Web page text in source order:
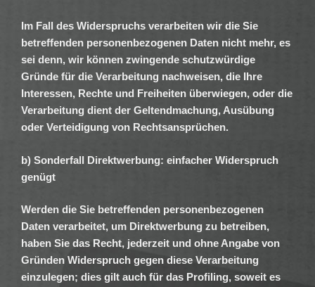
Im Fall des Widerspruchs verarbeiten wir die Sie
betreffenden personenbezogenen Daten nicht mehr, es
sei denn, wir können zwingende schutzwürdige
Gründe für die Verarbeitung nachweisen, die Ihre
Interessen, Rechte und Freiheiten überwiegen, oder die
Verarbeitung dient der Geltendmachung, Ausübung
oder Verteidigung von Rechtsansprüchen.
b) Sonderfall Direktwerbung: einfacher Widerspruch
genügt
Werden die Sie betreffenden personenbezogenen
Daten verarbeitet, um Direktwerbung zu betreiben,
haben Sie das Recht, jederzeit und ohne Angabe von
Gründen Widerspruch gegen diese Verarbeitung
einzulegen; dies gilt auch für das Profiling, soweit es